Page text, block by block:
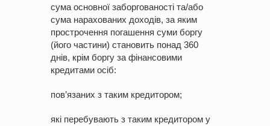
сума основної заборгованості та/або
сума нарахованих доходів, за яким
прострочення погашення суми боргу
(його частини) становить понад 360
днів, крім боргу за фінансовими
кредитами осіб:
пов’язаних з таким кредитором;
які перебувають з таким кредитором у